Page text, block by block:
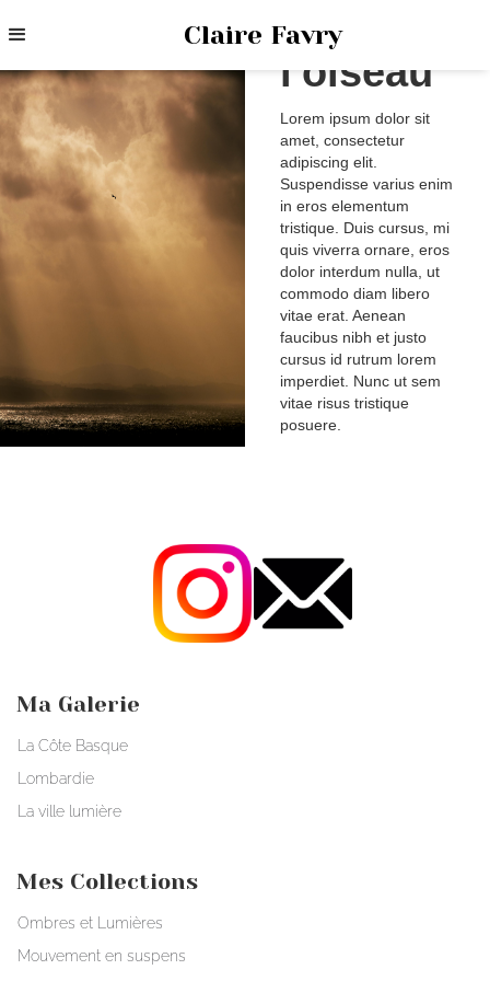
Claire FavryNimbe de
l'oiseau
Lorem ipsum dolor sit
amet, consectetur
adipiscing elit.
Suspendisse varius enim
in eros elementum
tristique. Duis cursus, mi
quis viverra ornare, eros
dolor interdum nulla, ut
commodo diam libero
vitae erat. Aenean
faucibus nibh et justo
cursus id rutrum lorem
imperdiet. Nunc ut sem
vitae risus tristique
posuere.
Ma Galerie
La Côte Basque
Lombardie
La ville lumière
Mes Collections
Ombres et Lumières
Mouvement en suspens